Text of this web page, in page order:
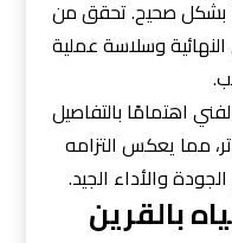
بشكل صحيح. تحقق من
وسلاسة عملية
اهتمامًا بالتفاصيل
مما يعكس التزامه
والأداء الجيد.
بالقرين